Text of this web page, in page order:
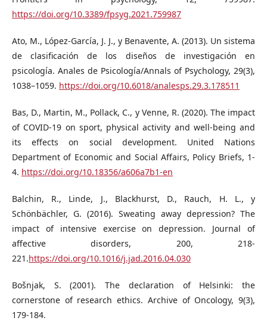
https://doi.org/10.3389/fpsyg.2021.759987
Ato, M., López-García, J. J., y Benavente, A. (2013). Un sistema
de clasificación de los diseños de investigación en
psicología. Anales de Psicología/Annals of Psychology, 29(3),
1038–1059. https://doi.org/10.6018/analesps.29.3.178511
Bas, D., Martin, M., Pollack, C., y Venne, R. (2020). The impact
of COVID-19 on sport, physical activity and well-being and
its effects on social development. United Nations
Department of Economic and Social Affairs, Policy Briefs, 1-
4. https://doi.org/10.18356/a606a7b1-en
Balchin, R., Linde, J., Blackhurst, D., Rauch, H. L., y
Schönbächler, G. (2016). Sweating away depression? The
impact of intensive exercise on depression. Journal of
affective disorders, 200, 218-
221.https://doi.org/10.1016/j.jad.2016.04.030
Bošnjak, S. (2001). The declaration of Helsinki: the
cornerstone of research ethics. Archive of Oncology, 9(3),
179-184.